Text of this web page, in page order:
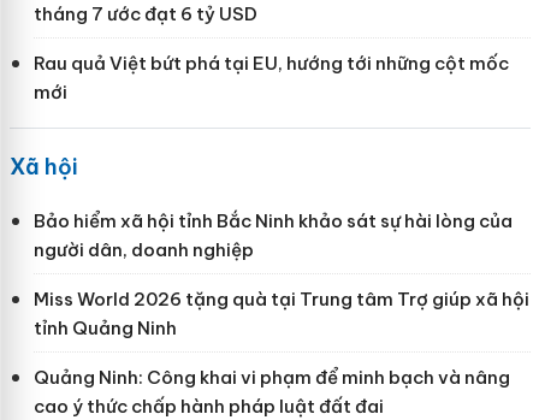
tháng 7 ước đạt 6 tỷ USD
Rau quả Việt bứt phá tại EU, hướng tới những cột mốc
mới
Xã hội
Bảo hiểm xã hội tỉnh Bắc Ninh khảo sát sự hài lòng của
người dân, doanh nghiệp
Miss World 2026 tặng quà tại Trung tâm Trợ giúp xã hội
tỉnh Quảng Ninh
Quảng Ninh: Công khai vi phạm để minh bạch và nâng
cao ý thức chấp hành pháp luật đất đai